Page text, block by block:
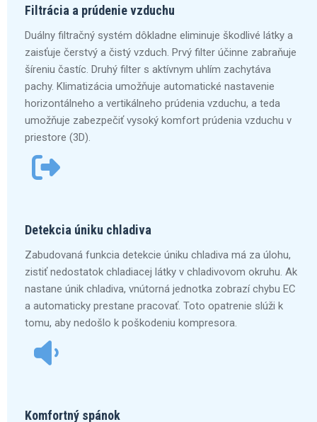
Filtrácia a prúdenie vzduchu
Duálny filtračný systém dôkladne eliminuje škodlivé látky a
zaisťuje čerstvý a čistý vzduch. Prvý filter účinne zabraňuje
šíreniu častíc. Druhý filter s aktívnym uhlím zachytáva
pachy. Klimatizácia umožňuje automatické nastavenie
horizontálneho a vertikálneho prúdenia vzduchu, a teda
umožňuje zabezpečiť vysoký komfort prúdenia vzduchu v
priestore (3D).
Detekcia úniku chladiva
Zabudovaná funkcia detekcie úniku chladiva má za úlohu,
zistiť nedostatok chladiacej látky v chladivovom okruhu. Ak
nastane únik chladiva, vnútorná jednotka zobrazí chybu EC
a automaticky prestane pracovať. Toto opatrenie slúži k
tomu, aby nedošlo k poškodeniu kompresora.
Komfortný spánok